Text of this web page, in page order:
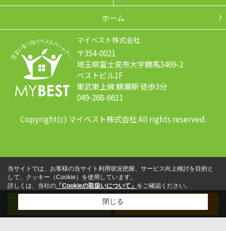
ホーム
マイベスト株式会社
〒354-0021
埼玉県富士見市大字鶴馬3469-2
ベストビル1F
東武東上線 鶴瀬駅 徒歩3分
049-268-6611
Copyright(c) マイベスト株式会社 All rights reserved.
当サイトでは、お客様の当サイト利用状況把握、サービス向上検討を目的と
して、クッキー（Cookie）を使用しています。
詳しくは、当社の 「Cookieの取扱いについて」 をご確認ください。
閉じる